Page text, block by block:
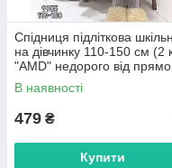
Спідниця підліткова
на дівчинку 110-150 см (2
"AMD" недорого від
постачальника
В наявності
479 ₴
Купити